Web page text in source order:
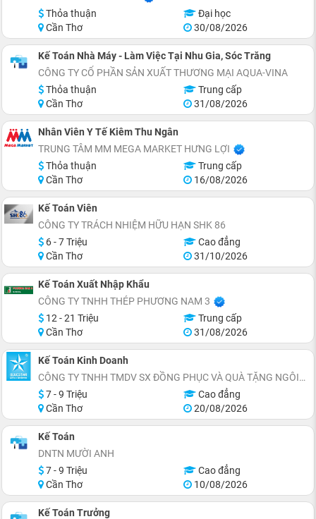
Thỏa thuận
Đại học
Cần Thơ
30/08/2026
Kế Toán Nhà Máy - Làm Việc Tại Nhu Gia, Sóc Trăng
CÔNG TY CỔ PHẦN SẢN XUẤT THƯƠNG MẠI AQUA-VINA
Thỏa thuận
Trung cấp
Cần Thơ
31/08/2026
Nhân Viên Y Tế Kiêm Thu Ngân
TRUNG TÂM MM MEGA MARKET HƯNG LỢI
Thỏa thuận
Trung cấp
Cần Thơ
16/08/2026
Kế Toán Viên
CÔNG TY TRÁCH NHIỆM HỮU HẠN SHK 86
6 - 7 Triệu
Cao đẳng
Cần Thơ
31/10/2026
Kế Toán Xuất Nhập Khẩu
CÔNG TY TNHH THÉP PHƯƠNG NAM 3
12 - 21 Triệu
Trung cấp
Cần Thơ
31/08/2026
Kế Toán Kinh Doanh
CÔNG TY TNHH TMDV SX ĐỒNG PHỤC VÀ QUÀ TẶNG NGÔI SAO XANH
7 - 9 Triệu
Cao đẳng
Cần Thơ
20/08/2026
Kế Toán
DNTN MƯỜI ANH
7 - 9 Triệu
Cao đẳng
Cần Thơ
10/08/2026
Kế Toán Trưởng